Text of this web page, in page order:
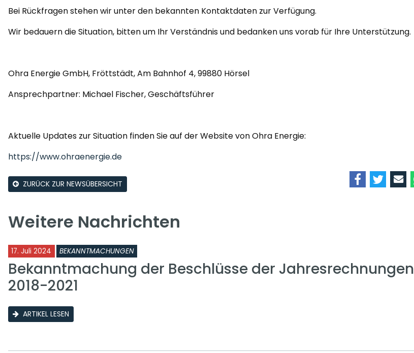
Bei Rückfragen stehen wir unter den bekannten Kontaktdaten zur Verfügung.
Wir bedauern die Situation, bitten um Ihr Verständnis und bedanken uns vorab für Ihre Unterstützung.
Ohra Energie GmbH, Fröttstädt, Am Bahnhof 4, 99880 Hörsel
Ansprechpartner: Michael Fischer, Geschäftsführer
Aktuelle Updates zur Situation finden Sie auf der Website von Ohra Energie:
https://www.ohraenergie.de
ZURÜCK ZUR NEWSÜBERSICHT
Weitere Nachrichten
17. Juli 2024 BEKANNTMACHUNGEN
Bekanntmachung der Beschlüsse der Jahresrechnungen
2018-2021
ARTIKEL LESEN